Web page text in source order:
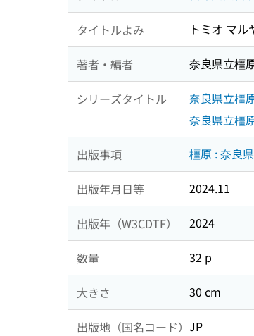
タイトルよみ トミオ マ
著者・編者 奈良県立橿
シリーズタイトル
奈良県立橿
奈良県立橿
出版事項 橿原 : 奈良
出版年月日等 2024.11
出版年（W3CDTF） 2024
数量 32 p
大きさ 30 cm
出版地（国名コード） JP